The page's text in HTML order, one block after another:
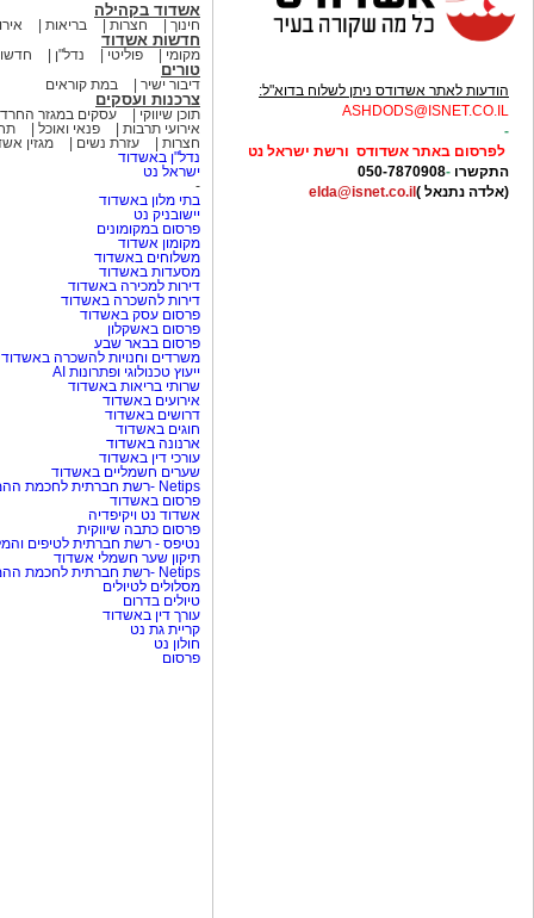
הודעות לאתר אשדודס ניתן לשלוח בדוא"ל:
ASHDODS@ISNET.CO.IL
-
לפרסום באתר אשדודס ורשת ישראל נט
התקשרו -
050-7870908
(אלדה נתנאל )elda@isnet.co.il
אשדוד בקהילה
חינוך חצרות בריאות
חדשות אשדוד
מקומי פוליטי נדל"ן
טורים
דיבור ישיר במת קוראים
צרכנות ועסקים
תוכן שיווקי
עסקים במגזר
אירועי תרבות
פנאי ואוכל
חצרות
עזרת נשים
מגזין
נדל"ן באשדוד
ישראל נט
-
בתי מלון באשדוד
יישובניק נט
פרסום במקומונים
מקומון אשדוד
משלוחים באשדוד
מסעדות באשדוד
דירות למכירה באשדוד
דירות להשכרה באשדוד
פרסום עסק באשדוד
פרסום באשקלון
פרסום בבאר שבע
משרדים וחנויות להשכרה באשדוד
ייעוץ טכנולוגי ופתרונות AI
שרותי בריאות באשדוד
אירועים באשדוד
דרושים באשדוד
חוגים באשדוד
ארנונה באשדוד
עורכי דין באשדוד
שערים חשמליים באשדוד
Netips -רשת חברתית לחכמת ההמונים
פרסום באשדוד
אשדוד נט ויקיפדיה
פרסום כתבה שיווקית
נטיפס - רשת חברתית לטיפים
תיקון שער חשמלי אשדוד
Netips -רשת חברתית לחכמת ההמונים
מסלולים לטיולים
טיולים בדרום
עורך דין באשדוד
קריית גת נט
חולון נט
פרסום